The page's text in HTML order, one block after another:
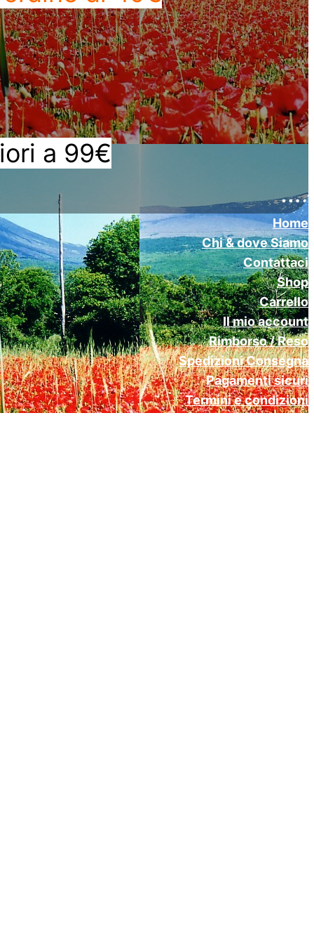
a 99€
….
Home
Chi & dove Siamo
Contattaci
Shop
Carrello
Il mio account
Rimborso / Reso
Spedizioni Consegna
Pagamenti sicuri
Termini e condizioni